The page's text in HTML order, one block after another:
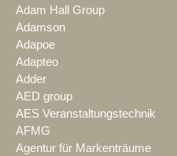
Adam Hall Group
Adamson
Adapoe
Adapteo
Adder
AED group
AES Veranstaltungstechnik
AFMG
Agentur für Markenträume